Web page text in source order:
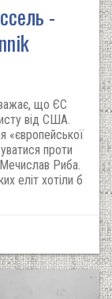
-
що ЄС
від США.
«європейської
проти
Риба.
еліт хотіли б